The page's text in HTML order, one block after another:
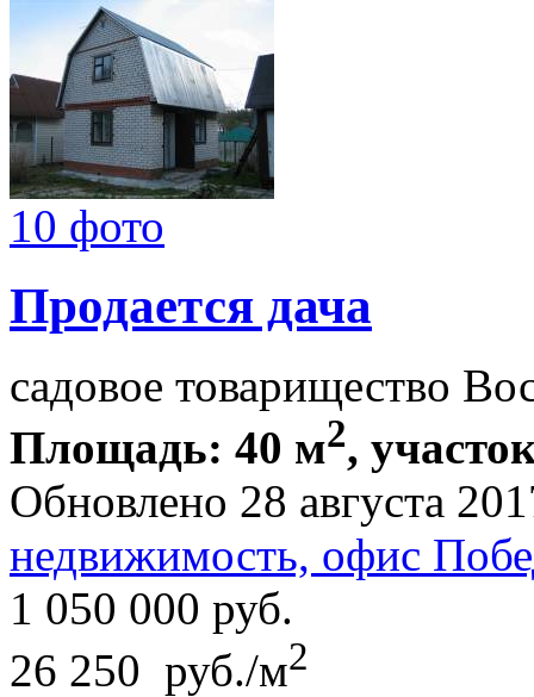
10 фото
Продается дача
садовое товарищество
Площадь: 40 м2,
Обновлено 28 августа
недвижимость, офис
1 050 000 руб.
26 250 руб./м2